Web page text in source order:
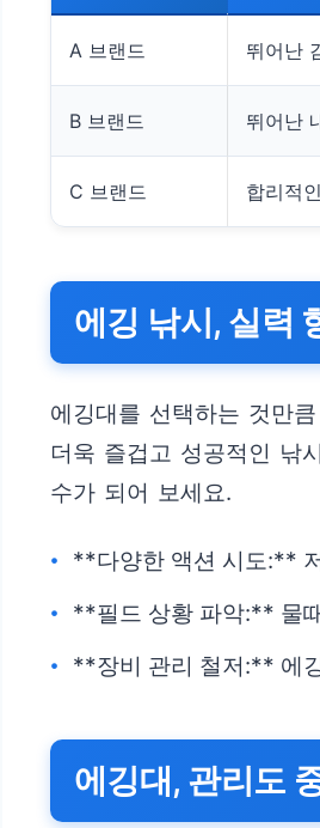
A 브랜드 뛰어난
B 브랜드 뛰어난
C 브랜드 합리적
에깅 낚시, 실력
에깅대를 선택하는 것만
더욱 즐겁고 성공적인 낚
수가 되어 보세요.
**다양한 액션 시도:**
**필드 상황 파악:** 물
**장비 관리 철저:** 에
에깅대, 관리도